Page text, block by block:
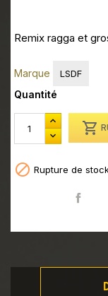
Remix ragga et
Marque LSDF
Quantité

 Rupture de